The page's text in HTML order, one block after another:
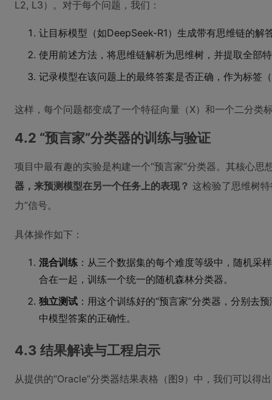
L2, L3）。对于每个问题，我们：
让目标模型（如DeepSeek-R1）生成带有思维链的解
使用前述方法，将思维链解析为思维树，并提取全部
记录模型在该问题上的最终答案是否正确，作为标签
这样，每个问题都变成了一个特征向量（X）和一个二分类
4.2 “预言家”分类器的训练与验证
项目中最有趣的实验是构建一个“预言家”分类器。其核心思
器，来预测模型在另一个任务上的表现？ 这检验了思维树
力”信号。
具体操作如下：
混合训练 ：从三个数据集的每个难度等级中，随机采
合在一起，训练一个统一的随机森林分类器。
独立测试 ：用这个训练好的“预言家”分类器，分别去
中模型答案的正确性。
4.3 结果解读与工程启示
从提供的“Oracle”分类器结果表格（图9）中，我们可以得